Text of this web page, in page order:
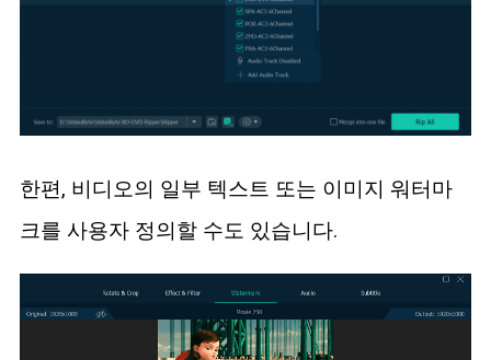
한편, 비디오의 일부 텍스트 또는 이미지 워터마
크를 사용자 정의할 수도 있습니다.